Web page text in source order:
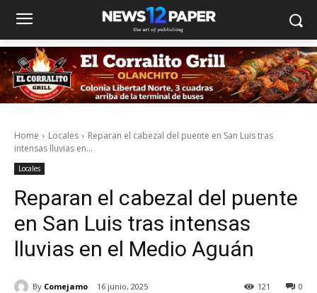
Home Locales
Reparan el cabezal del puente en San Luis tras
intensas lluvias en...
Locales
Reparan el cabezal del puente
en San Luis tras intensas
lluvias en el Medio Aguán
By Comejamo 16 junio, 2025 0
121